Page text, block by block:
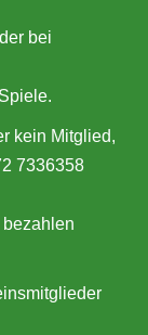
bei
kein Mitglied,
7336358